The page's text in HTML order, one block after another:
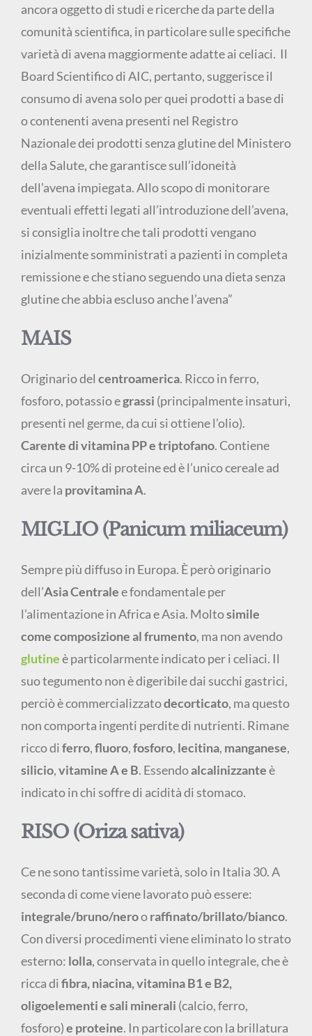
ancora oggetto di studi e ricerche da parte della
comunità scientifica, in particolare sulle specifiche
varietà di avena maggiormente adatte ai celiaci. Il
Board Scientifico di AIC, pertanto, suggerisce il
consumo di avena solo per quei prodotti a base di
o contenenti avena presenti nel Registro
Nazionale dei prodotti senza glutine del Ministero
della Salute, che garantisce sull’idoneità
dell’avena impiegata. Allo scopo di monitorare
eventuali effetti legati all’introduzione dell’avena,
si consiglia inoltre che tali prodotti vengano
inizialmente somministrati a pazienti in completa
remissione e che stiano seguendo una dieta senza
glutine che abbia escluso anche l’avena”
MAIS
Originario del centroamerica. Ricco in ferro,
fosforo, potassio egrassi (principalmente insaturi,
presenti nel germe, da cui si ottiene l’olio).
Carente di vitamina PP e triptofano. Contiene
circa un 9-10% di proteine ed è l’unico cereale ad
avere la provitamina A.
MIGLIO (Panicum miliaceum)
Sempre più diffuso in Europa. È però originario
dell’Asia Centralee fondamentale per
l’alimentazione in Africa e Asia. Moltosimile
come composizione al frumento, ma non avendo
glutineè particolarmente indicato per i celiaci. Il
suo tegumento non è digeribile dai succhi gastrici,
perciò è commercializzatodecorticato, ma questo
non comporta ingenti perdite di nutrienti. Rimane
ricco diferro,fluoro,fosforo, lecitina, manganese,
silicio,vitamine A e B. Essendoalcalinizzanteè
indicato in chi soffre di acidità di stomaco.
RISO (Oriza sativa)
Ce ne sono tantissime varietà, solo in Italia 30. A
seconda di come viene lavorato può essere:
integrale/bruno/nerooraffinato/brillato/bianco.
Con diversi procedimenti viene eliminato lo strato
esterno: lolla, conservata in quello integrale, che è
ricca difibra, niacina, vitamina B1 e B2,
oligoelementi e sali minerali (calcio, ferro,
fosforo)e proteine. In particolare con la brillatura